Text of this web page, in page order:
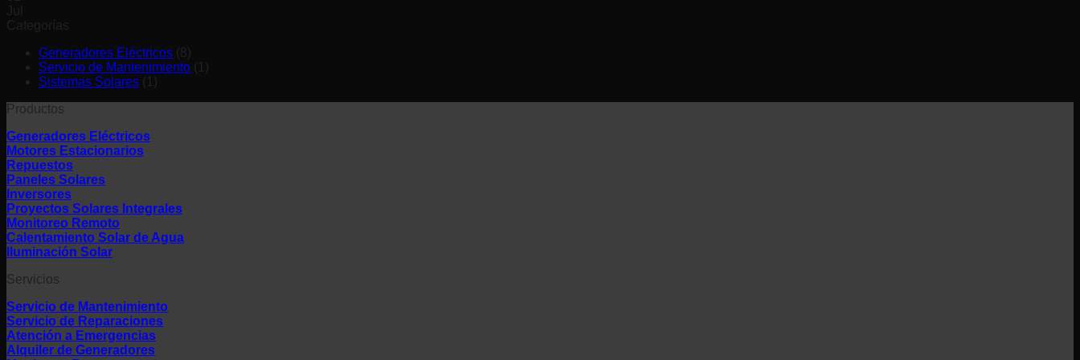
Jul
Categorías
Generadores Eléctricos (8)
Servicio de Mantenimiento
Sistemas Solares
Productos
Generadores Eléctricos
Motores Estacionarios
Repuestos
Paneles Solares
Inversores
Proyectos Solares Integrales
Monitoreo Remoto
Calentamiento Solar de Agua
Iluminación Solar
Servicios
Servicio de Mantenimiento
Servicio de Reparaciones
Atención a Emergencias
Alquiler de Generadores